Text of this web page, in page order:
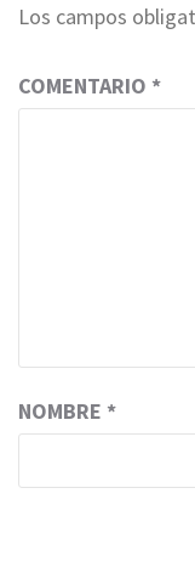
Los campos
COMENTARIO *
NOMBRE *